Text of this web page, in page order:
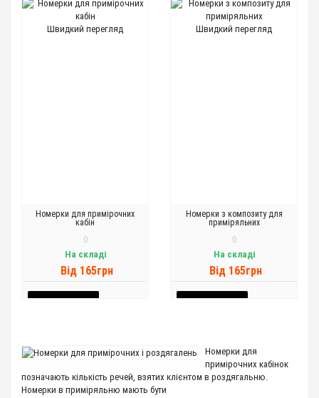
Швидкий перегляд
Номерки для примірочних
кабін
0
На складі
Вiд 165грн
Швидкий перегляд
Номерки з композиту для
приміряльних
0
На складі
Вiд 165грн
Номерки для
примірочних кабінок
позначають кількість речей, взятих клієнтом в роздягальню.
Номерки в приміряльню мають бути